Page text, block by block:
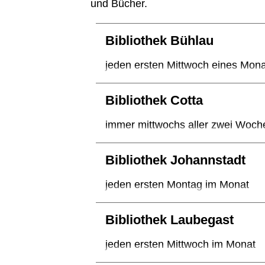
und Bücher.
Bibliothek Bühlau
jeden ersten Mittwoch eines
Bibliothek Cotta
immer mittwochs aller zwei
Bibliothek Johannstadt
jeden ersten Montag im Monat
Bibliothek Laubegast
jeden ersten Mittwoch im Monat